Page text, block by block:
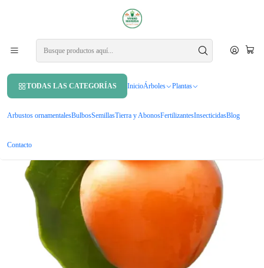
TODAS LAS CATEGORÍAS InicioÁrboles Plantas
Arbustos ornamentalesBulbosSemillasTierra y AbonosFertilizantesInsecticidasBlog
Contacto
APROVECHA UN 10% DE DCTO. EN TU PRIMERA COMPRA USANDO
Árboles Árboles frutales Caqui Arbol Frutal Exotico